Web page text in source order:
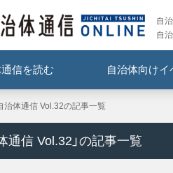
自
自
信を読む 自治体向けイ
治体通信 Vol.32の記事一覧
通信 Vol.32 」の記事一覧